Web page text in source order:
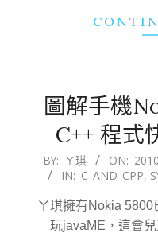
圖解手機
C++ 程式
2010-
05-
06
BY: ㄚ琪 ON:
IN: C_AND_CPP,
ㄚ琪擁有Nokia
玩javaME，這會